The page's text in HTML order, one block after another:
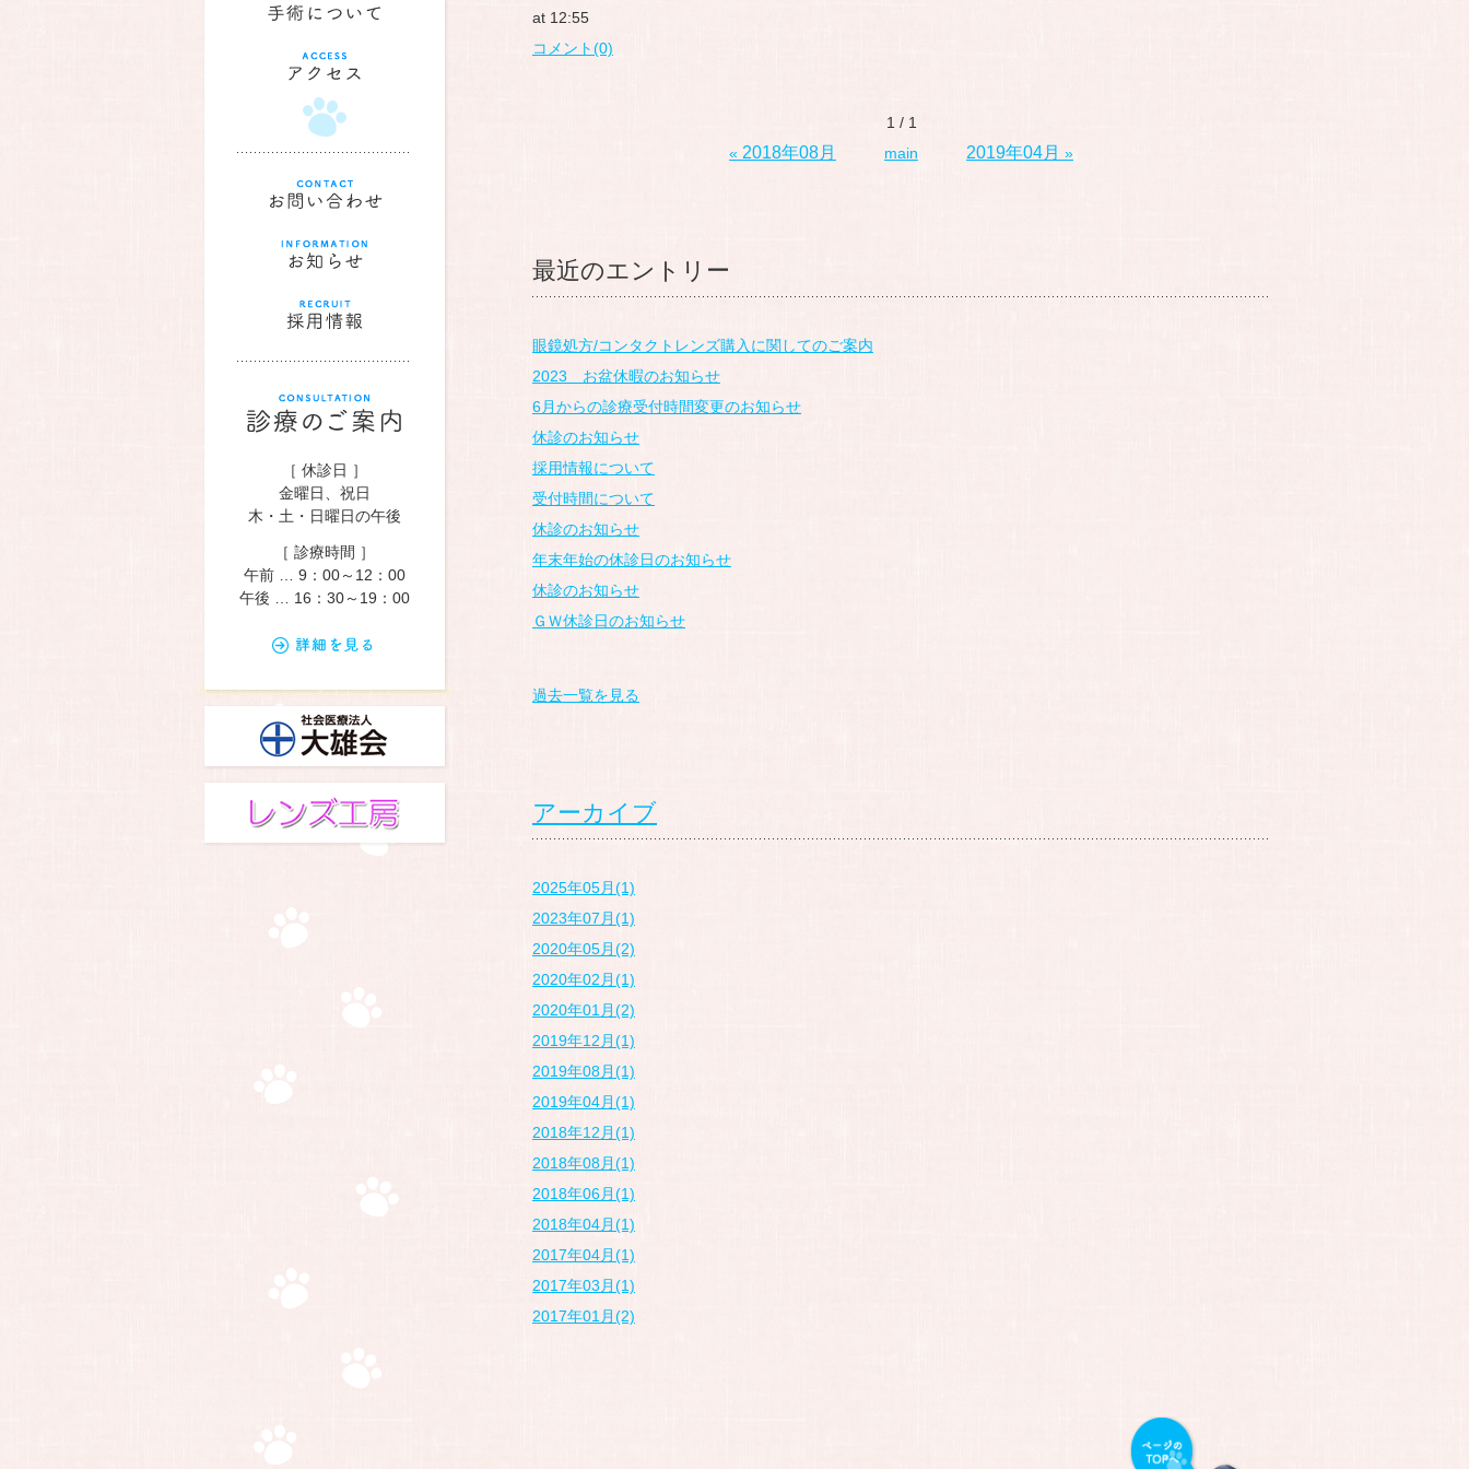
［ 休診日 ］
金曜日、祝日
木・土・日曜日の午後
［ 診療時間 ］
午前 … 9：00～12：00
午後 … 16：30～19：00
at 12:55
コメント(0)
1 / 1
« 2018年08月 main 2019年04月 »
最近のエントリー
眼鏡処方/コンタクトレンズ購入に関してのご案内
2023 お盆休暇のお知らせ
6月からの診療受付時間変更のお知らせ
休診のお知らせ
採用情報について
受付時間について
休診のお知らせ
年末年始の休診日のお知らせ
休診のお知らせ
ＧＷ休診日のお知らせ
過去一覧を見る
アーカイブ
2025年05月(1)
2023年07月(1)
2020年05月(2)
2020年02月(1)
2020年01月(2)
2019年12月(1)
2019年08月(1)
2019年04月(1)
2018年12月(1)
2018年08月(1)
2018年06月(1)
2018年04月(1)
2017年04月(1)
2017年03月(1)
2017年01月(2)